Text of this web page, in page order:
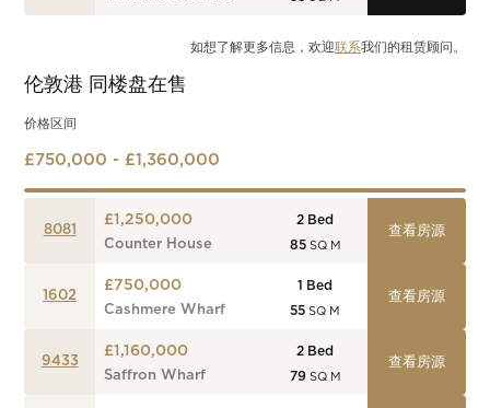
如想了解更多信息，欢迎联系我们的租赁顾问。
伦敦港 同楼盘在售
价格区间
£750,000 - £1,360,000
8081
£1,250,000
Counter House
2 Bed
85 SQ M
查看房源
1602
£750,000
Cashmere Wharf
1
Bed
55 SQ M
查看房源
9433
£1,160,000
Saffron Wharf
2 Bed
79 SQ M
查看房源